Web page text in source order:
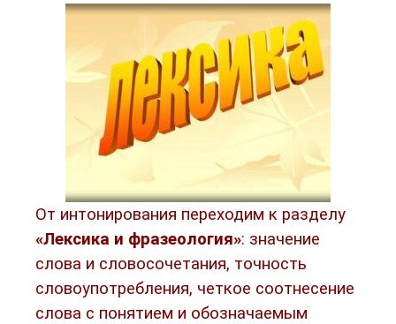
От интонирования переходим к разделу
«Лексика и фразеология»: значение
слова и словосочетания, точность
словоупотребления, четкое соотнесение
слова с понятием и обозначаемым